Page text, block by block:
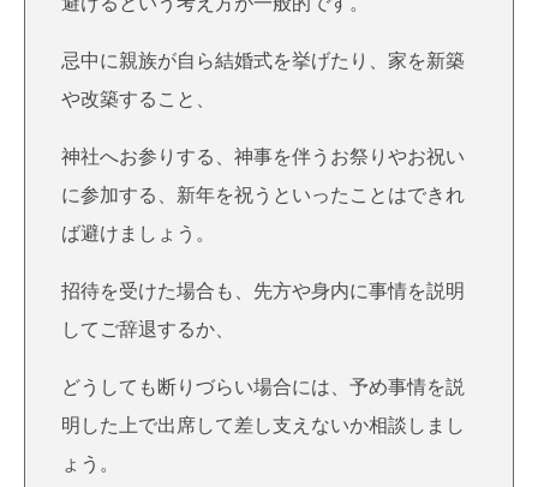
忌中に親族が自ら結婚式を挙げたり、家を新築
や改築すること、
神社へお参りする、神事を伴うお祭りやお祝い
に参加する、新年を祝うといったことはできれ
ば避けましょう。
招待を受けた場合も、先方や身内に事情を説明
してご辞退するか、
どうしても断りづらい場合には、予め事情を説
明した上で出席して差し支えないか相談しまし
ょう。